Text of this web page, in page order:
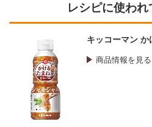
レシピに使わ
キッコーマン
商品情報を見る